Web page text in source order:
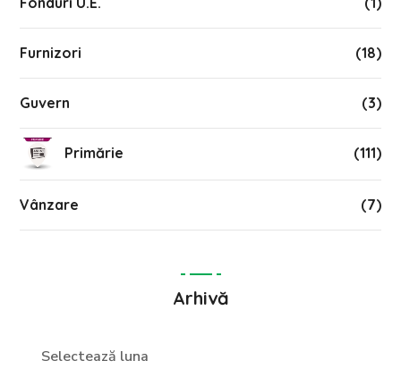
Furnizori (18)
Guvern (3)
Primărie (111)
Vânzare (7)
Arhivă